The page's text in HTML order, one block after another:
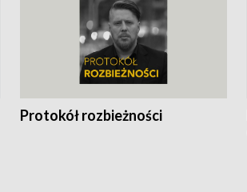
Protokół rozbieżności